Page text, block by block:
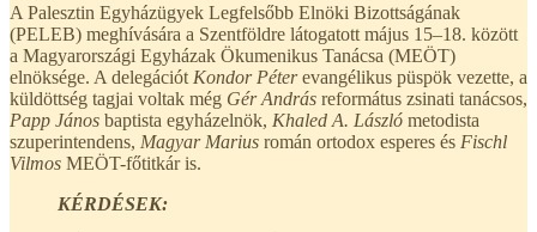
A Palesztin Egyházügyek Legfelsőbb Elnöki Bizottságának
(PELEB) meghívására a Szentföldre látogatott május 15–18. között
a Magyarországi Egyházak Ökumenikus Tanácsa (MEÖT)
elnöksége. A delegációt Kondor Péterevangélikus püspök vezette, a
küldöttség tagjai voltak még Gér András református zsinati tanácsos,
Papp János baptista egyházelnök, Khaled A. László metodista
szuperintendens, Magyar Marius román ortodox esperes és Fischl
Vilmos MEÖT-főtitkár is.
KÉRDÉSEK: